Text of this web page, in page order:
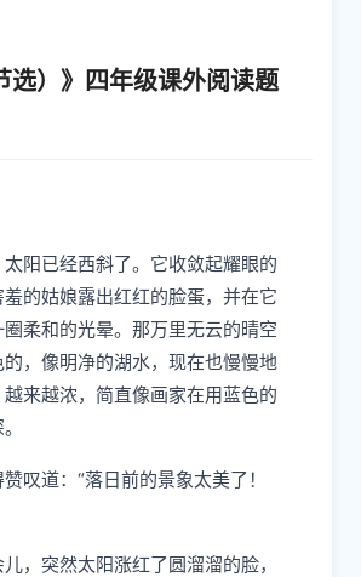
选）》四年级课外阅读题
已经西斜了。它收敛起耀眼的
的姑娘露出红红的脸蛋，并在它
柔和的光晕。那万里无云的晴空
，像明净的湖水，现在也慢慢地
来越浓，简直像画家在用蓝色的
叹道：“落日前的景象太美了！
，突然太阳涨红了圆溜溜的脸，